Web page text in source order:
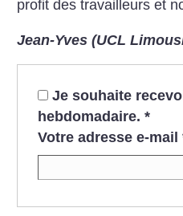
profit des travailleurs et
Jean-Yves (UCL
Je souhaite
hebdomadaire. *
Votre adresse e-mail